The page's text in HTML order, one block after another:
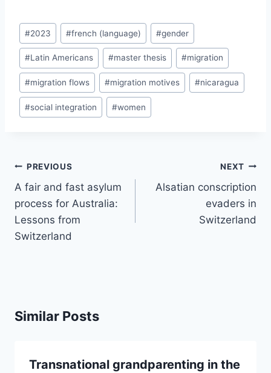
Post
Tags:
#2023 #french (language) #gender
#Latin Americans #master thesis #migration
#migration flows #migration motives #nicaragua
#social integration #women
Post
navigation
PREVIOUS
A fair and fast asylum
process for Australia:
Lessons from
Switzerland
NEXT
Alsatian conscription
evaders in
Switzerland
Similar Posts
Transnational grandparenting in the